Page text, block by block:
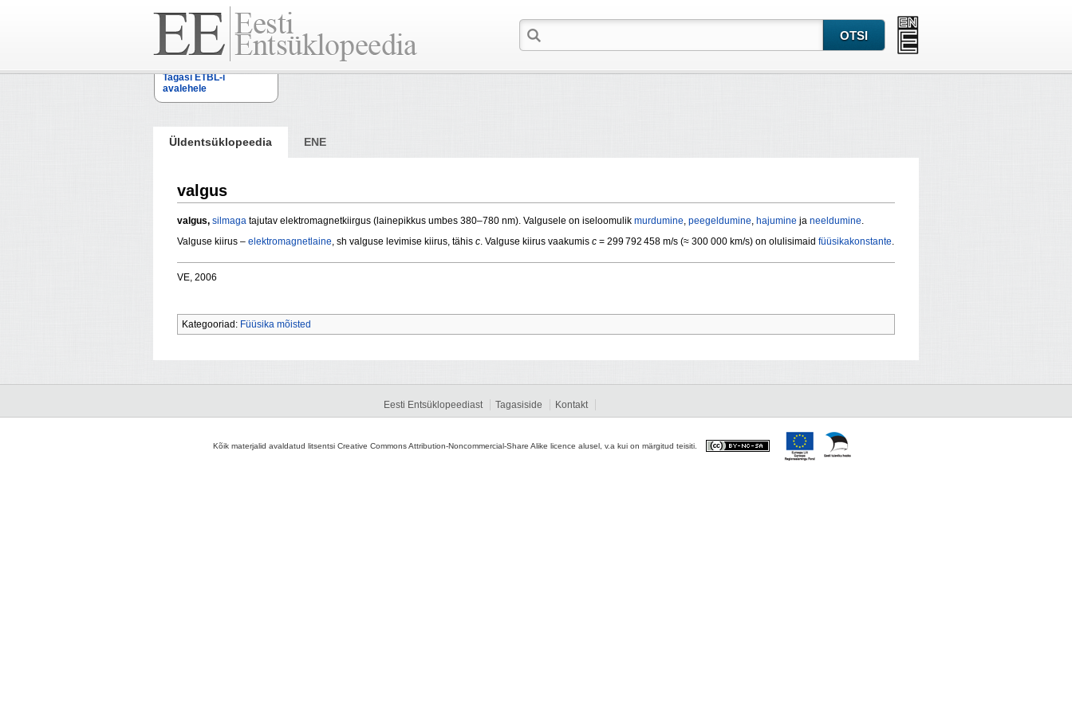
Tagasi ETBL-i
avalehele
Üldentsüklopeedia ENE
valgus
valgus, silmaga tajutav elektromagnetkiirgus (lainepikkus umbes 380–780 nm). Valgusele on iseloomulik murdumine, peegeldumine, hajumine ja neeldumine.
Valguse kiirus – elektromagnetlaine, sh valguse levimise kiirus, tähis c. Valguse kiirus vaakumis c = 299 792 458 m/s (≈ 300 000 km/s) on olulisimaid füüsikakonstante.
VE, 2006
Kategooriad: Füüsika mõisted
Eesti Entsüklopeediast Tagasiside Kontakt
Kõik materjalid avaldatud litsentsi Creative Commons Attribution-Noncommercial-Share Alike licence alusel, v.a kui on märgitud teisiti.